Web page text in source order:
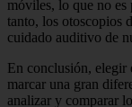
móviles, lo que no
tanto, los otoscopios
cuidado auditivo de
En conclusión, elegir
marcar una gran
analizar y comparar